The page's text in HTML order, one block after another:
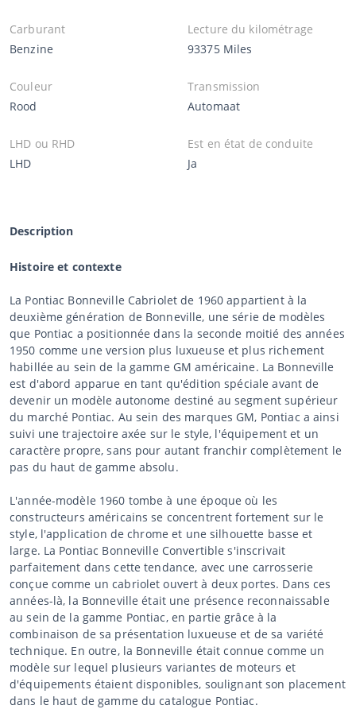
Carburant
Benzine
Lecture du kilométrage
93375 Miles
Couleur
Rood
Transmission
Automaat
LHD ou RHD
LHD
Est en état de conduite
Ja
Description
Histoire et contexte
La Pontiac Bonneville Cabriolet de 1960 appartient à la
deuxième génération de Bonneville, une série de modèles
que Pontiac a positionnée dans la seconde moitié des années
1950 comme une version plus luxueuse et plus richement
habillée au sein de la gamme GM américaine. La Bonneville
est d'abord apparue en tant qu'édition spéciale avant de
devenir un modèle autonome destiné au segment supérieur
du marché Pontiac. Au sein des marques GM, Pontiac a ainsi
suivi une trajectoire axée sur le style, l'équipement et un
caractère propre, sans pour autant franchir complètement le
pas du haut de gamme absolu.
L'année-modèle 1960 tombe à une époque où les
constructeurs américains se concentrent fortement sur le
style, l'application de chrome et une silhouette basse et
large. La Pontiac Bonneville Convertible s'inscrivait
parfaitement dans cette tendance, avec une carrosserie
conçue comme un cabriolet ouvert à deux portes. Dans ces
années-là, la Bonneville était une présence reconnaissable
au sein de la gamme Pontiac, en partie grâce à la
combinaison de sa présentation luxueuse et de sa variété
technique. En outre, la Bonneville était connue comme un
modèle sur lequel plusieurs variantes de moteurs et
d'équipements étaient disponibles, soulignant son placement
dans le haut de gamme du catalogue Pontiac.